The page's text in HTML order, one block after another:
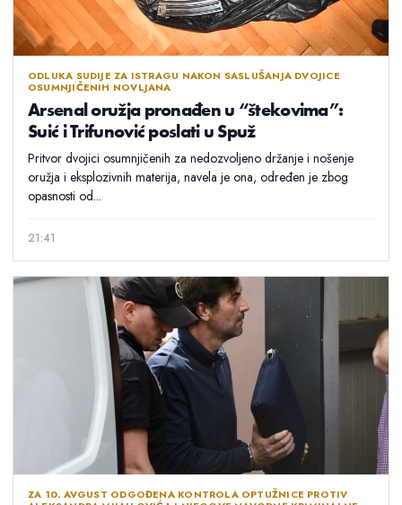
ODLUKA SUDIJE ZA ISTRAGU NAKON SASLUŠANJA DVOJICE
OSUMNJIČENIH NOVLJANA
Arsenal oružja pronađen u “štekovima”:
Suić i Trifunović poslati u Spuž
Pritvor dvojici osumnjičenih za nedozvoljeno držanje i nošenje
oružja i eksplozivnih materija, navela je ona, određen je zbog
opasnosti od...
21:41
ZA 10. AVGUST ODGOĐENA KONTROLA OPTUŽNICE PROTIV